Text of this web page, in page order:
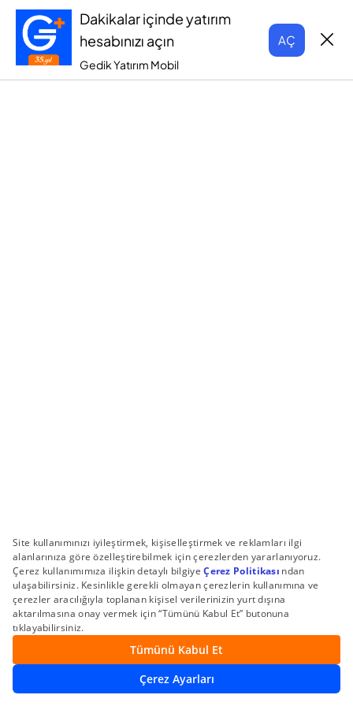
Dakikalar içinde yatırım
hesabınızı açın
Gedik Yatırım Mobil
AÇ